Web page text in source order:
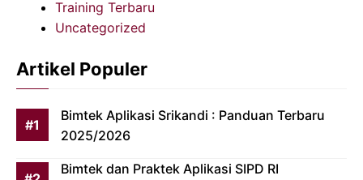
Training Terbaru
Uncategorized
Artikel Populer
Bimtek Aplikasi Srikandi : Panduan Terbaru
2025/2026
Bimtek dan Praktek Aplikasi SIPD RI